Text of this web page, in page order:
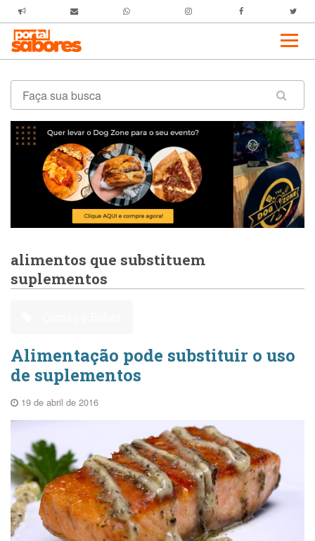
alimentos que substituem
suplementos
Alimentação pode substituir o uso
de suplementos
19 de abril de 2016